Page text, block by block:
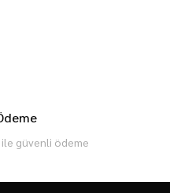
ile güvenli ödeme